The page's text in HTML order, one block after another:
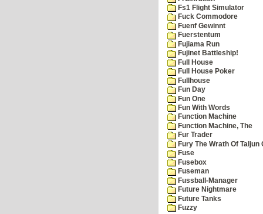
Fs1 Flight Simulator
Fuck Commodore
Fuenf Gewinnt
Fuerstentum
Fujiama Run
Fujinet Battleship!
Full House
Full House Poker
Fullhouse
Fun Day
Fun One
Fun With Words
Function Machine
Function Machine, The
Fur Trader
Fury The Wrath Of Taljun
Fuse
Fusebox
Fuseman
Fussball-Manager
Future Nightmare
Future Tanks
Fuzzy